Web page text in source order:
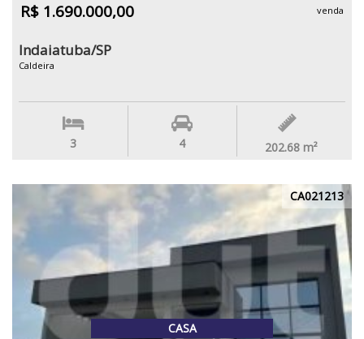
R$ 1.690.000,00 venda
Indaiatuba/SP
Caldeira
3 4 202.68 m²
CA021213
CASA